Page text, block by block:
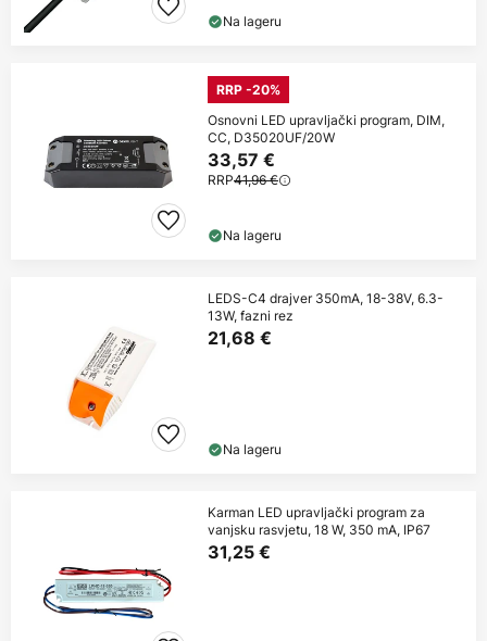
Na lageru
RRP -20%
Osnovni LED upravljački program, DIM,
CC, D35020UF/20W
33,57 €
RRP41,96 €
Na lageru
LEDS-C4 drajver 350mA, 18-38V, 6.3-
13W, fazni rez
21,68 €
Na lageru
Karman LED upravljački program za
vanjsku rasvjetu, 18 W, 350 mA, IP67
31,25 €